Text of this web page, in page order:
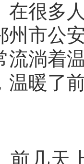
多人
州市公
流淌着
温暖了
天上